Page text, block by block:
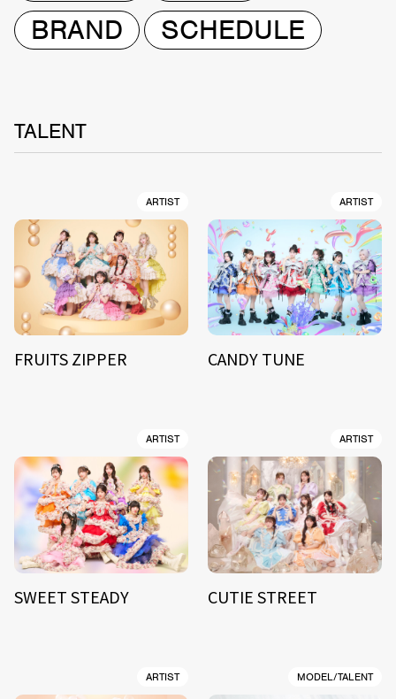
BRAND
SCHEDULE
TALENT
ARTIST
FRUITS ZIPPER
ARTIST
CANDY TUNE
ARTIST
SWEET STEADY
ARTIST
CUTIE STREET
ARTIST MODEL/TALENT